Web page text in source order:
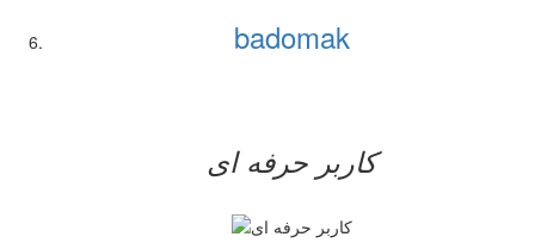
badomak
کاربر حرفه ای